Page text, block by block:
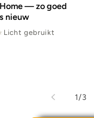
— zo goed
nieuw
Licht gebruikt
1/van
3